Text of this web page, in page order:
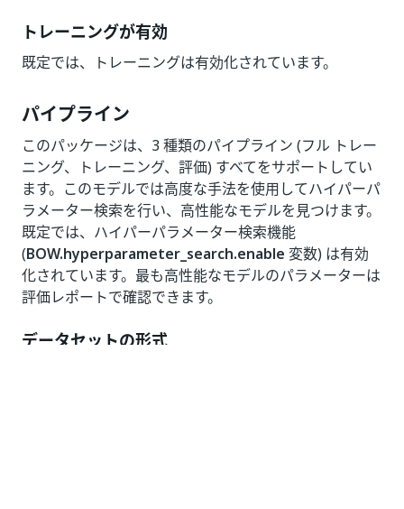
トレーニングが有効
既定では、トレーニングは有効化されています。
パイプライン
このパッケージは、3 種類のパイプライン (フル トレー
ニング、トレーニング、評価) すべてをサポートしてい
ます。このモデルでは高度な手法を使用してハイパーパ
ラメーター検索を行い、高性能なモデルを見つけます。
既定では、ハイパーパラメーター検索機能
(BOW.hyperparameter_search.enable 変数) は有効
化されています。最も高性能なモデルのパラメーターは
評価レポートで確認できます。
データセットの形式